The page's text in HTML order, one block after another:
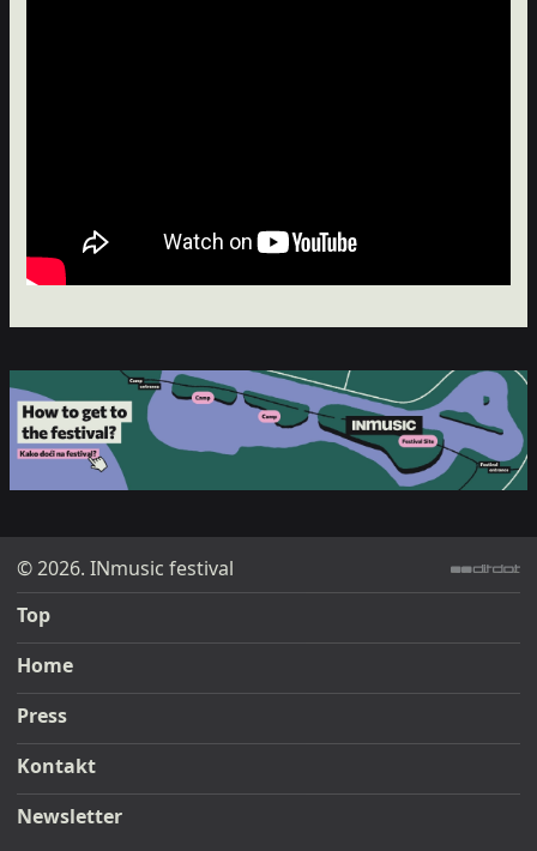
© 2026. INmusic festival
Top
Home
Press
Kontakt
Newsletter
ditdot web design & development